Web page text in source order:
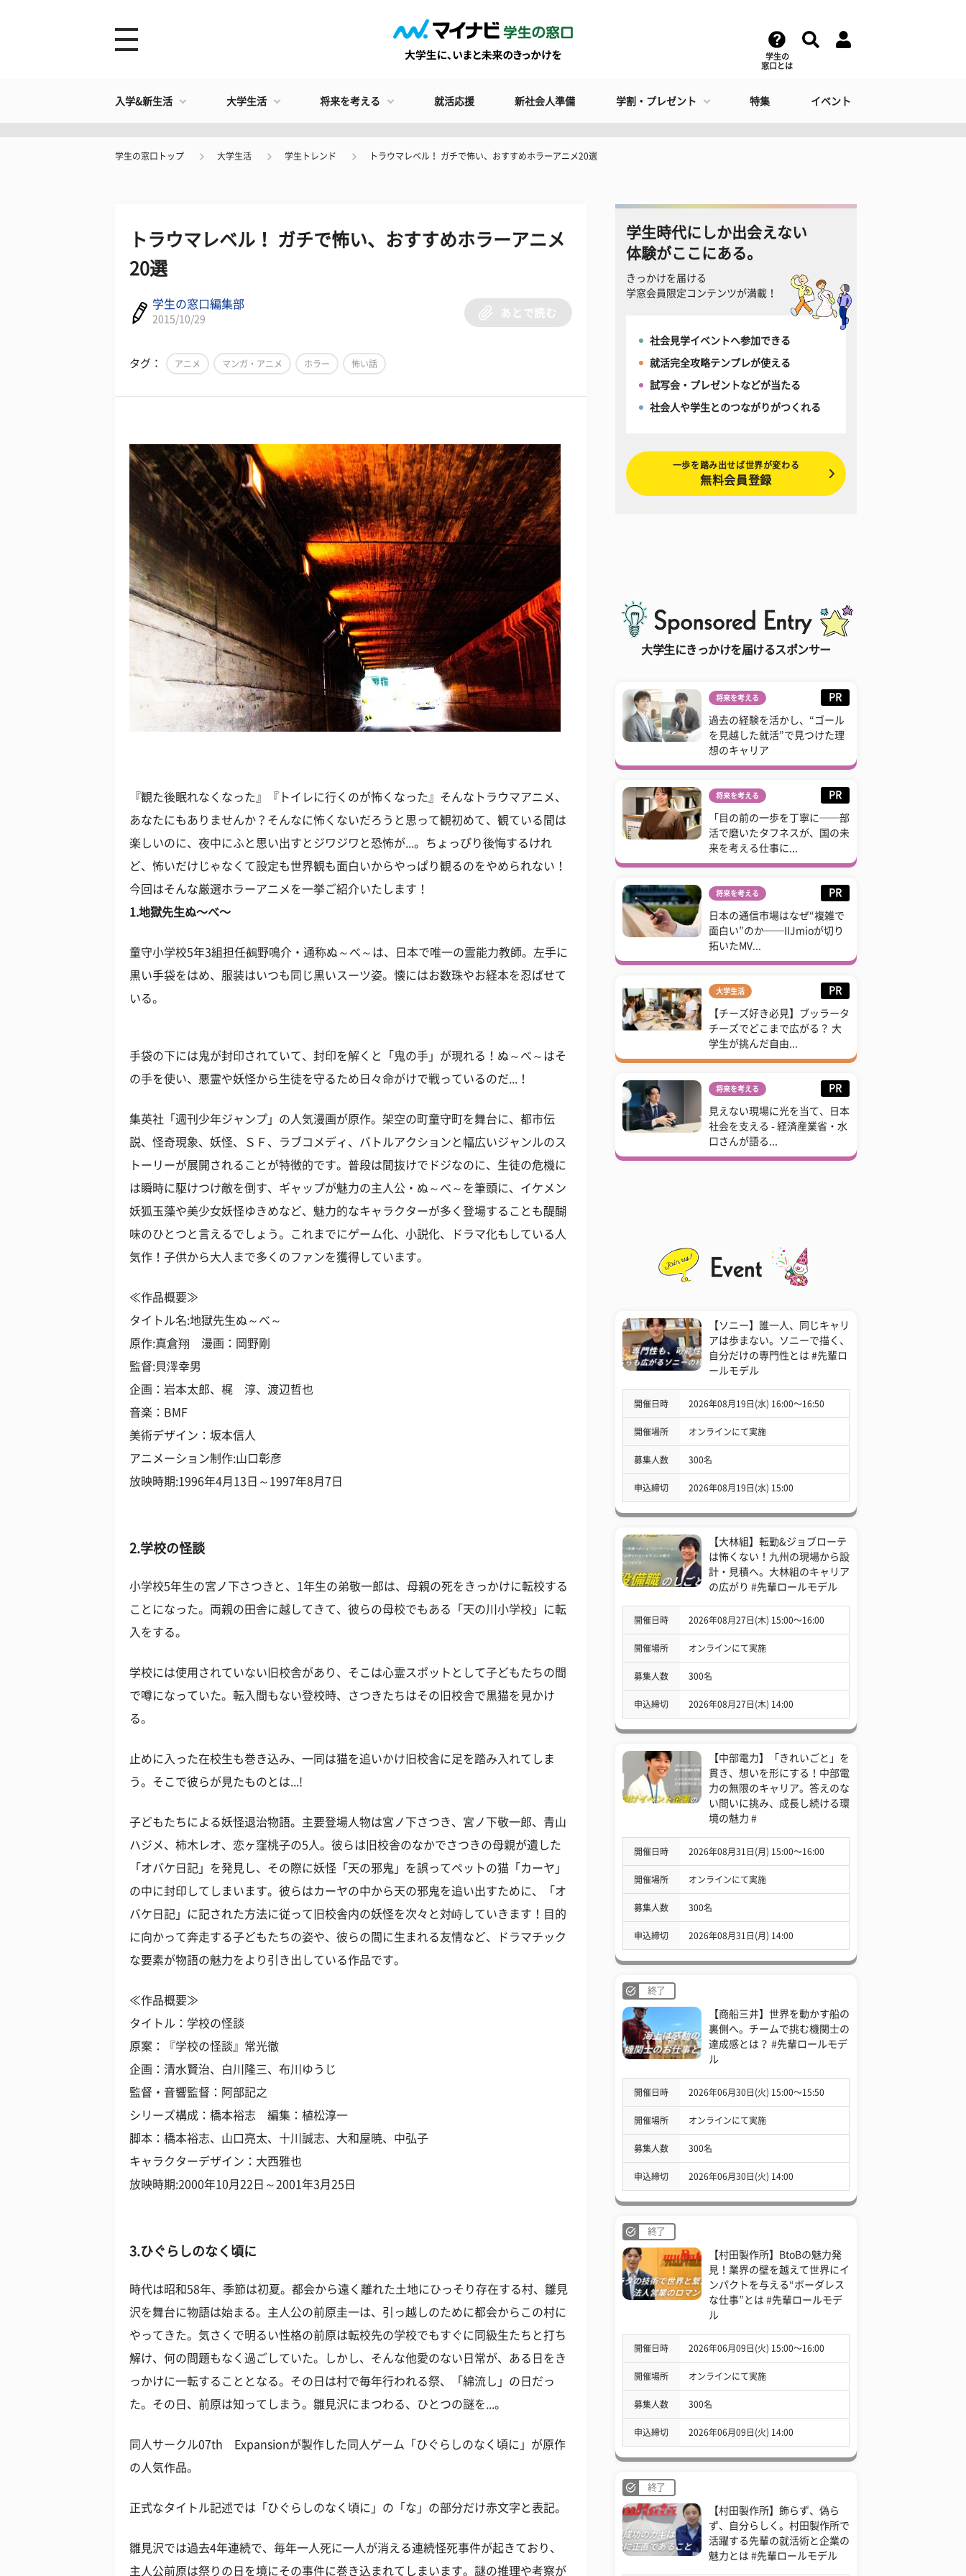
学生の
窓口とは
入学&新生活 大学生活 将来を考える 就活応援 新社会人準備 学割・プレゼント 特集 イベント
学生の窓口トップ 大学生活 学生トレンド トラウマレベル！ ガチで怖い、おすすめホラーアニメ20選
トラウマレベル！ ガチで怖い、おすすめホラーアニメ
20選
学生の窓口編集部
2015/10/29
あとで読む
タグ： アニメ マンガ・アニメ ホラー 怖い話
『観た後眠れなくなった』『トイレに行くのが怖くなった』そんなトラウマアニメ、
あなたにもありませんか？そんなに怖くないだろうと思って観初めて、観ている間は
楽しいのに、夜中にふと思い出すとジワジワと恐怖が...。ちょっぴり後悔するけれ
ど、怖いだけじゃなくて設定も世界観も面白いからやっぱり観るのをやめられない！
今回はそんな厳選ホラーアニメを一挙ご紹介いたします！
1.地獄先生ぬ～べ～
童守小学校5年3組担任鵺野鳴介・通称ぬ～べ～は、日本で唯一の霊能力教師。左手に
黒い手袋をはめ、服装はいつも同じ黒いスーツ姿。懐にはお数珠やお経本を忍ばせて
いる。
手袋の下には鬼が封印されていて、封印を解くと「鬼の手」が現れる！ぬ～べ～はそ
の手を使い、悪霊や妖怪から生徒を守るため日々命がけで戦っているのだ...！
集英社「週刊少年ジャンプ」の人気漫画が原作。架空の町童守町を舞台に、都市伝
説、怪奇現象、妖怪、ＳＦ、ラブコメディ、バトルアクションと幅広いジャンルのス
トーリーが展開されることが特徴的です。普段は間抜けでドジなのに、生徒の危機に
は瞬時に駆けつけ敵を倒す、ギャップが魅力の主人公・ぬ～べ～を筆頭に、イケメン
妖狐玉藻や美少女妖怪ゆきめなど、魅力的なキャラクターが多く登場することも醍醐
味のひとつと言えるでしょう。これまでにゲーム化、小説化、ドラマ化もしている人
気作！子供から大人まで多くのファンを獲得しています。
≪作品概要≫
タイトル名:地獄先生ぬ～べ～
原作:真倉翔 漫画：岡野剛
監督:貝澤幸男
企画：岩本太郎、梶 淳、渡辺哲也
音楽：BMF
美術デザイン：坂本信人
アニメーション制作:山口彰彦
放映時期:1996年4月13日～1997年8月7日
2.学校の怪談
小学校5年生の宮ノ下さつきと、1年生の弟敬一郎は、母親の死をきっかけに転校する
ことになった。両親の田舎に越してきて、彼らの母校でもある「天の川小学校」に転
入をする。
学校には使用されていない旧校舎があり、そこは心霊スポットとして子どもたちの間
で噂になっていた。転入間もない登校時、さつきたちはその旧校舎で黒猫を見かけ
る。
止めに入った在校生も巻き込み、一同は猫を追いかけ旧校舎に足を踏み入れてしま
う。そこで彼らが見たものとは...!
子どもたちによる妖怪退治物語。主要登場人物は宮ノ下さつき、宮ノ下敬一郎、青山
ハジメ、柿木レオ、恋ヶ窪桃子の5人。彼らは旧校舎のなかでさつきの母親が遺した
「オバケ日記」を発見し、その際に妖怪「天の邪鬼」を誤ってペットの猫「カーヤ」
の中に封印してしまいます。彼らはカーヤの中から天の邪鬼を追い出すために、「オ
バケ日記」に記された方法に従って旧校舎内の妖怪を次々と対峙していきます！目的
に向かって奔走する子どもたちの姿や、彼らの間に生まれる友情など、ドラマチック
な要素が物語の魅力をより引き出している作品です。
≪作品概要≫
タイトル：学校の怪談
原案：『学校の怪談』常光徹
企画：清水賢治、白川隆三、布川ゆうじ
監督・音響監督：阿部記之
シリーズ構成：橋本裕志 編集：植松淳一
脚本：橋本裕志、山口亮太、十川誠志、大和屋暁、中弘子
キャラクターデザイン：大西雅也
放映時期:2000年10月22日～2001年3月25日
3.ひぐらしのなく頃に
時代は昭和58年、季節は初夏。都会から遠く離れた土地にひっそり存在する村、雛見
沢を舞台に物語は始まる。主人公の前原圭一は、引っ越しのために都会からこの村に
やってきた。気さくで明るい性格の前原は転校先の学校でもすぐに同級生たちと打ち
解け、何の問題もなく過ごしていた。しかし、そんな他愛のない日常が、ある日をき
っかけに一転することとなる。その日は村で毎年行われる祭、「綿流し」の日だっ
た。その日、前原は知ってしまう。雛見沢にまつわる、ひとつの謎を...。
同人サークル07th Expansionが製作した同人ゲーム「ひぐらしのなく頃に」が原作
の人気作品。
正式なタイトル記述では「ひぐらしのなく頃に」の「な」の部分だけ赤文字と表記。
雛見沢では過去4年連続で、毎年一人死に一人が消える連続怪死事件が起きており、
主人公前原は祭りの日を境にその事件に巻き込まれてしまいます。謎の推理や考察が
学生時代にしか出会えない
体験がここにある。
きっかけを届ける
学窓会員限定コンテンツが満載！
社会見学イベントへ参加できる
就活完全攻略テンプレが使える
試写会・プレゼントなどが当たる
社会人や学生とのつながりがつくれる
一歩を踏み出せば世界が変わる
無料会員登録
大学生にきっかけを届けるスポンサー
将来を考える PR
過去の経験を活かし、“ゴール
を見越した就活”で見つけた理
想のキャリア
将来を考える PR
「目の前の一歩を丁寧に──部
活で磨いたタフネスが、国の未
来を考える仕事に...
将来を考える PR
日本の通信市場はなぜ“複雑で
面白い”のか──IIJmioが切り
拓いたMV...
大学生活 PR
【チーズ好き必見】ブッラータ
チーズでどこまで広がる？ 大
学生が挑んだ自由...
将来を考える PR
見えない現場に光を当て、日本
社会を支える - 経済産業省・水
口さんが語る...
【ソニー】誰一人、同じキャリ
アは歩まない。ソニーで描く、
自分だけの専門性とは #先輩ロ
ールモデル
開催日時 2026年08月19日(水) 16:00〜16:50
開催場所 オンラインにて実施
募集人数 300名
申込締切 2026年08月19日(水) 15:00
【大林組】転勤&ジョブローテ
は怖くない！九州の現場から設
計・見積へ。大林組のキャリア
の広がり #先輩ロールモデル
開催日時 2026年08月27日(木) 15:00〜16:00
開催場所 オンラインにて実施
募集人数 300名
申込締切 2026年08月27日(木) 14:00
【中部電力】「きれいごと」を
貫き、想いを形にする！中部電
力の無限のキャリア。答えのな
い問いに挑み、成長し続ける環
境の魅力 #
開催日時 2026年08月31日(月) 15:00〜16:00
開催場所 オンラインにて実施
募集人数 300名
申込締切 2026年08月31日(月) 14:00
終了
【商船三井】世界を動かす船の
裏側へ。チームで挑む機関士の
達成感とは？ #先輩ロールモデ
ル
開催日時 2026年06月30日(火) 15:00〜15:50
開催場所 オンラインにて実施
募集人数 300名
申込締切 2026年06月30日(火) 14:00
終了
【村田製作所】BtoBの魅力発
見！業界の壁を越えて世界にイ
ンパクトを与える“ボーダレス
な仕事”とは #先輩ロールモデ
ル
開催日時 2026年06月09日(火) 15:00〜16:00
開催場所 オンラインにて実施
募集人数 300名
申込締切 2026年06月09日(火) 14:00
終了
【村田製作所】飾らず、偽ら
ず、自分らしく。村田製作所で
活躍する先輩の就活術と企業の
魅力とは #先輩ロールモデル